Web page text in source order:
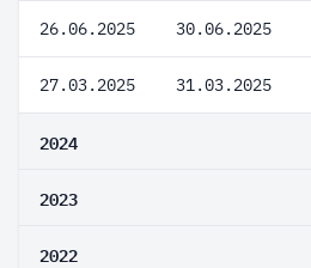
26.06.2025 30.06.2025
27.03.2025 31.03.2025
2024
2023
2022